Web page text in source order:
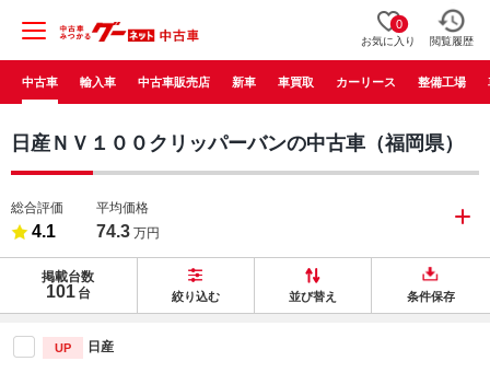
0
お気に入り 閲覧履歴
中古車 輸入車 中古車販売店 新車 車買取 カーリース 整備工場
日産ＮＶ１００クリッパーバンの中古車（福岡県）
総合評価
4.1
平均価格
74.3 万円
掲載台数
101 台 絞り込む 並び替え 条件保存
UP 日産